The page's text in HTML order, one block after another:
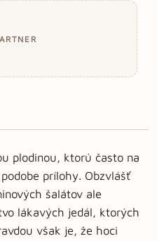
plodinou, ktorú často na
prílohy. Obzvlášť
šalátov ale
lákavých jedál, ktorých
však je, že hoci